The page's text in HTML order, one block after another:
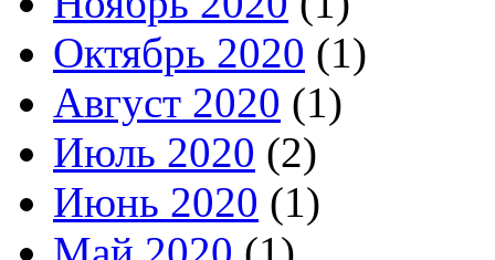
Октябрь 2020 (1)
Август 2020 (1)
Июль 2020 (2)
Июнь 2020 (1)